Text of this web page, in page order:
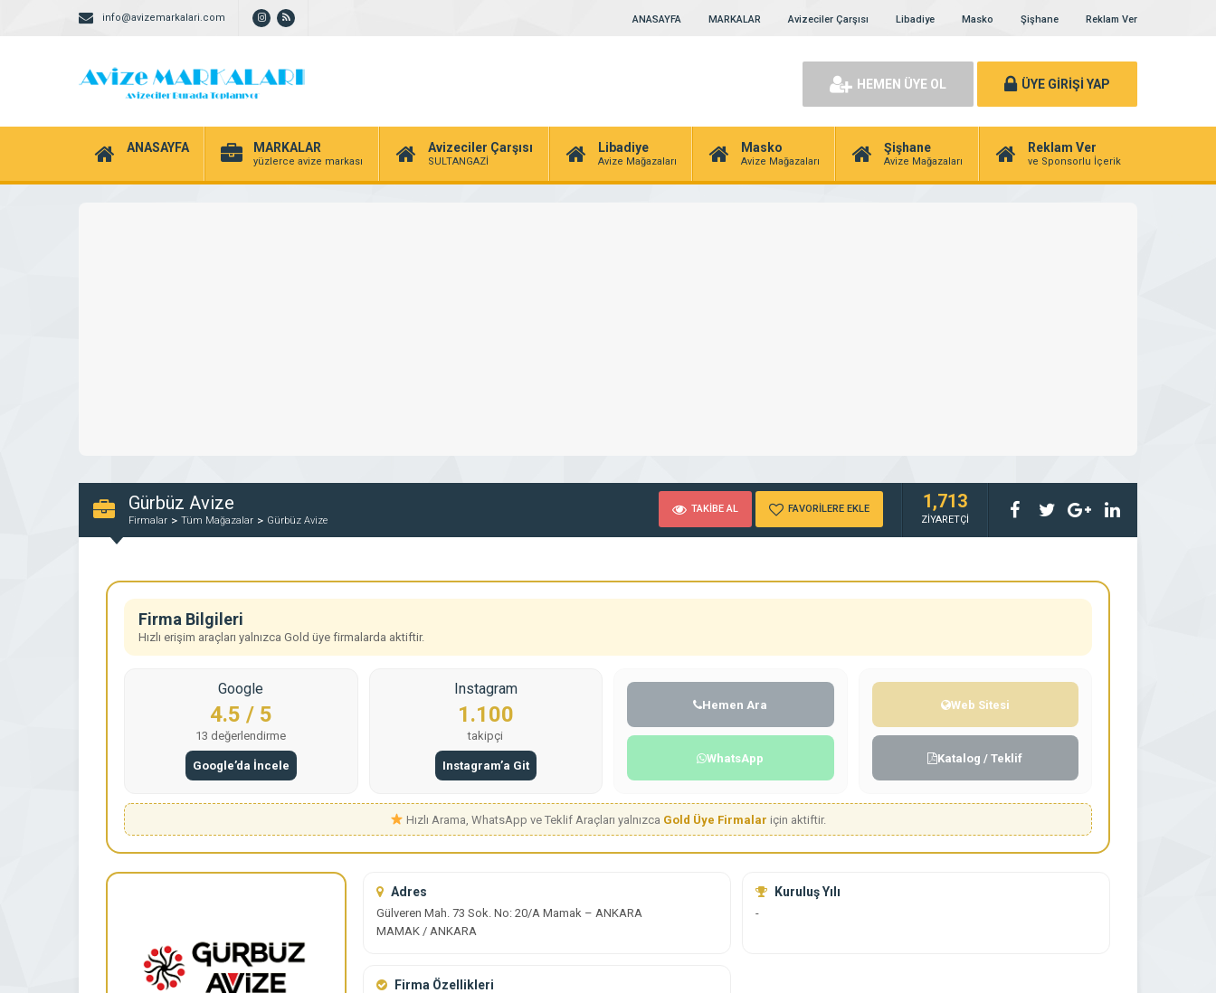
info@avizemarkalari.com ANASAYFA MARKALAR Avizeciler Çarşısı Libadiye Masko Şişhane Reklam Ver
HEMEN ÜYE OL ÜYE GİRİŞİ YAP
ANASAYFA MARKALAR
yüzlerce avize markası
Avizeciler Çarşısı
SULTANGAZİ
Libadiye
Avize Mağazaları
Masko
Avize Mağazaları
Şişhane
Avize Mağazaları
Reklam Ver
ve Sponsorlu İçerik
Gürbüz Avize
Firmalar Tüm Mağazalar Gürbüz Avize
TAKİBE AL FAVORİLERE EKLE 1,713
ZİYARETÇİ
Firma Bilgileri
Hızlı erişim araçları yalnızca Gold üye firmalarda aktiftir.
Google
4.5 / 5
13 değerlendirme
Google’da İncele
Instagram
1.100
takipçi
Instagram’a Git
Hemen Ara
WhatsApp
Web Sitesi
Katalog / Teklif
Hızlı Arama, WhatsApp ve Teklif Araçları yalnızca Gold Üye Firmalar için aktiftir.
Adres
Gülveren Mah. 73 Sok. No: 20/A Mamak – ANKARA
MAMAK / ANKARA
Kuruluş Yılı
-
Firma Özellikleri